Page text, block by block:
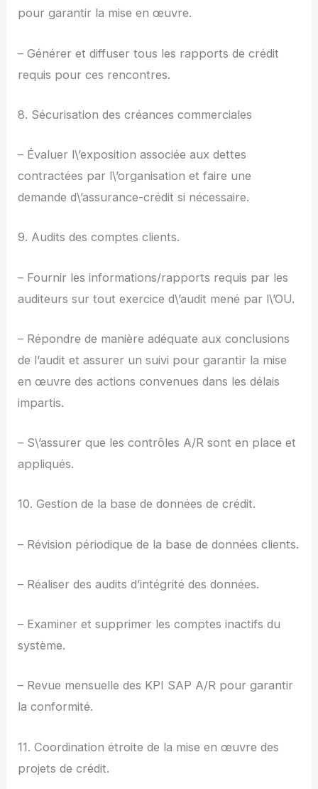
pour garantir la mise en œuvre.
– Générer et diffuser tous les rapports de crédit
requis pour ces rencontres.
8. Sécurisation des créances commerciales
– Évaluer l\’exposition associée aux dettes
contractées par l\’organisation et faire une
demande d\’assurance-crédit si nécessaire.
9. Audits des comptes clients.
– Fournir les informations/rapports requis par les
auditeurs sur tout exercice d\’audit mené par l\’OU.
– Répondre de manière adéquate aux conclusions
de l’audit et assurer un suivi pour garantir la mise
en œuvre des actions convenues dans les délais
impartis.
– S\’assurer que les contrôles A/R sont en place et
appliqués.
10. Gestion de la base de données de crédit.
– Révision périodique de la base de données clients.
– Réaliser des audits d’intégrité des données.
– Examiner et supprimer les comptes inactifs du
système.
– Revue mensuelle des KPI SAP A/R pour garantir
la conformité.
11. Coordination étroite de la mise en œuvre des
projets de crédit.